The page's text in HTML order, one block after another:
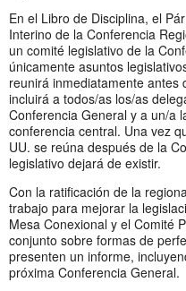
En el Libro de Disciplina, el
Interino de la Conferencia
un comité legislativo de la
únicamente asuntos
reunirá inmediatamente antes
incluirá a todos/as los/as
Conferencia General y a un/a
conferencia central. Una vez
UU. se reúna después de la
legislativo dejará de existir.
Con la ratificación de la
trabajo para mejorar la
Mesa Conexional y el Comité
conjunto sobre formas de
presenten un informe,
próxima Conferencia General.